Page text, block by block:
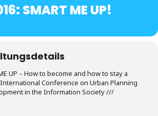
SMART ME UP!
UP – How to become and how to stay a
International Conference on Urban Planning
in the Information Society ///